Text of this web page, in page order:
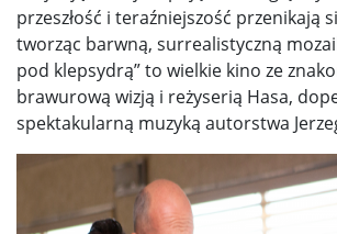
przeszłość i teraźniejszość przenikają
tworząc barwną, surrealistyczną
pod klepsydrą” to wielkie kino ze
brawurową wizją i reżyserią Hasa,
spektakularną muzyką autorstwa